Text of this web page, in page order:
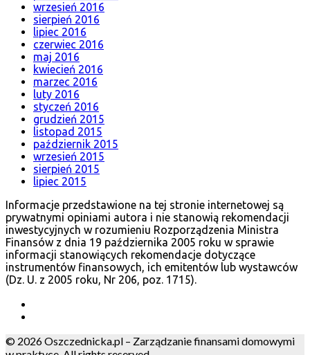
wrzesień 2016
sierpień 2016
lipiec 2016
czerwiec 2016
maj 2016
kwiecień 2016
marzec 2016
luty 2016
styczeń 2016
grudzień 2015
listopad 2015
październik 2015
wrzesień 2015
sierpień 2015
lipiec 2015
Informacje przedstawione na tej stronie internetowej są
prywatnymi opiniami autora i nie stanowią rekomendacji
inwestycyjnych w rozumieniu Rozporządzenia Ministra
Finansów z dnia 19 października 2005 roku w sprawie
informacji stanowiących rekomendacje dotyczące
instrumentów finansowych, ich emitentów lub wystawców
(Dz. U. z 2005 roku, Nr 206, poz. 1715).
© 2026 Oszczednicka.pl – Zarządzanie finansami domowymi